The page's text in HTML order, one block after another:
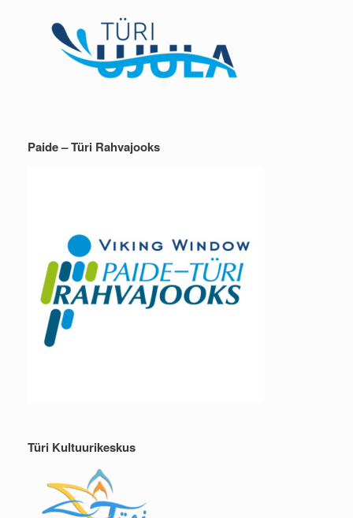
Paide – Türi Rahvajooks
Türi Kultuurikeskus